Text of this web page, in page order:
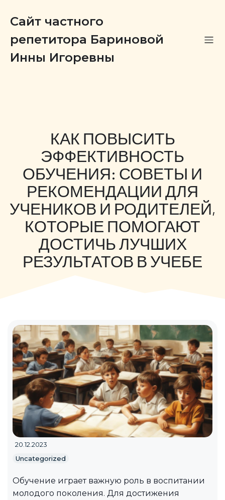
Сайт частного
репетитора Бариновой
Инны Игоревны
КАК ПОВЫСИТЬ
ЭФФЕКТИВНОСТЬ
ОБУЧЕНИЯ: СОВЕТЫ И
РЕКОМЕНДАЦИИ ДЛЯ
УЧЕНИКОВ И РОДИТЕЛЕЙ,
КОТОРЫЕ ПОМОГАЮТ
ДОСТИЧЬ ЛУЧШИХ
РЕЗУЛЬТАТОВ В УЧЕБЕ
20.12.2023
Uncategorized
Обучение играет важную роль в воспитании
молодого поколения. Для достижения